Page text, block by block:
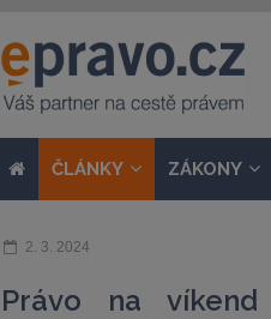
ČLÁNKY ZÁKONY
2. 3. 2024
Právo na